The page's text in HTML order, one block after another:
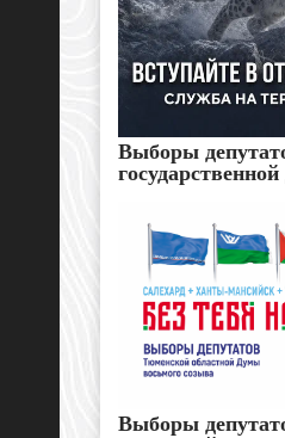
Выборы
Выборы